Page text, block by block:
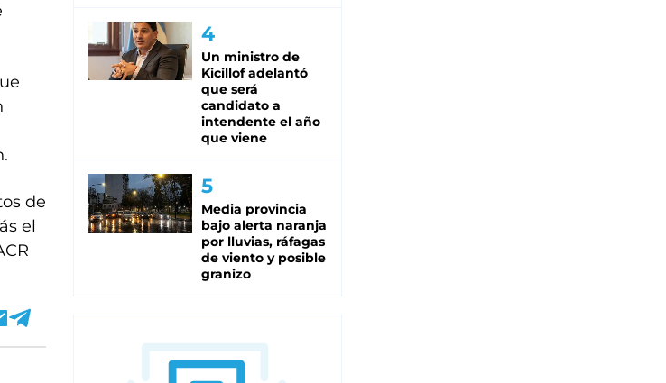
de
el
Un ministro de
Kicillof adelantó
que será
candidato a
intendente el año
que viene
Media provincia
bajo alerta naranja
por lluvias, ráfagas
de viento y posible
granizo